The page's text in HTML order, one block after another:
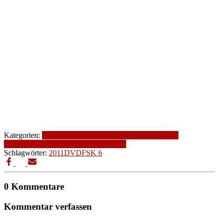
Kategorien:
Schlagwörter: 2011DVDFSK 6
0 Kommentare
Kommentar verfassen